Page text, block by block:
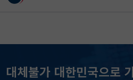
대체불가 대한민국으로
KOSPI